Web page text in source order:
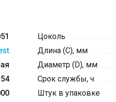
54
Цоколь
Длина (C), мм
Диаметр (D), мм
Срок службы, ч
Штук в упаковке